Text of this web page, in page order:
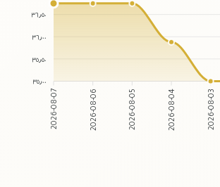
٣٦٫٥٠
٣٦٫٠٠
٣٥٫٥٠
٣٥٫٠٠
2026-08-07 2026-08-06 2026-08-05 2026-08-04 2026-08-03